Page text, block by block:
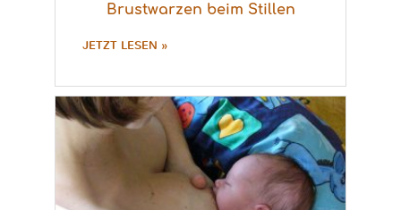
Brustwarzen beim Stillen
JETZT LESEN »